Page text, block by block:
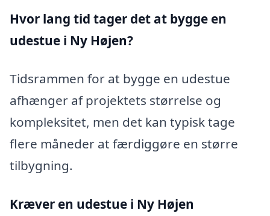
Hvor lang tid tager det at bygge en
udestue i Ny Højen?
Tidsrammen for at bygge en udestue
afhænger af projektets størrelse og
kompleksitet, men det kan typisk tage
flere måneder at færdiggøre en større
tilbygning.
Kræver en udestue i Ny Højen